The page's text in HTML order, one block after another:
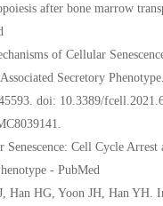
after bone marrow
of Cellular
Secretory
doi: 10.3389/
Cell Cycle Arrest
- PubMed
Han HG, Yoon JH, Han YH.